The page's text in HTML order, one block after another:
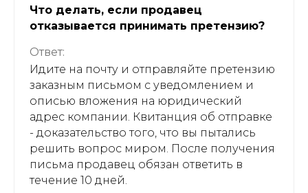
Что делать, если продавец
отказывается принимать претензию?
Ответ:
Идите на почту и отправляйте претензию
заказным письмом с уведомлением и
описью вложения на юридический
адрес компании. Квитанция об отправке
- доказательство того, что вы пытались
решить вопрос миром. После получения
письма продавец обязан ответить в
течение 10 дней.
О компании
Карьера
Контакты
Партнёрам